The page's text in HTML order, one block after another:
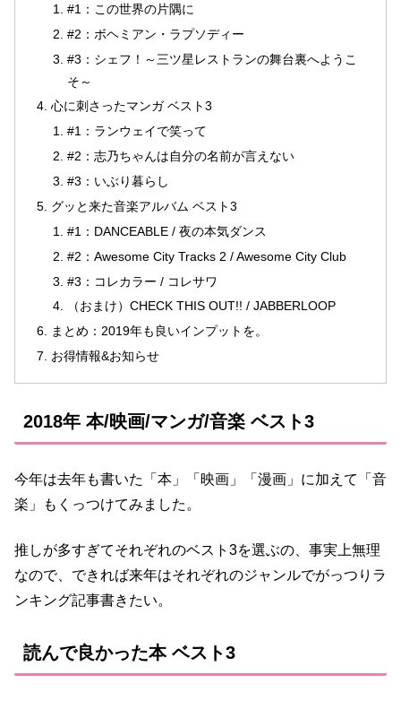
#1：この世界の片隅に
#2：ボヘミアン・ラプソディー
#3：シェフ！～三ツ星レストランの舞台裏へようこ
そ～
心に刺さったマンガ ベスト3
#1：ランウェイで笑って
#2：志乃ちゃんは自分の名前が言えない
#3：いぶり暮らし
グッと来た音楽アルバム ベスト3
#1：DANCEABLE / 夜の本気ダンス
#2：Awesome City Tracks 2 / Awesome City Club
#3：コレカラー / コレサワ
（おまけ）CHECK THIS OUT!! / JABBERLOOP
まとめ：2019年も良いインプットを。
お得情報&お知らせ
2018年 本/映画/マンガ/音楽 ベスト3
今年は去年も書いた「本」「映画」「漫画」に加えて「音
楽」もくっつけてみました。
推しが多すぎてそれぞれのベスト3を選ぶの、事実上無理
なので、できれば来年はそれぞれのジャンルでがっつりラ
ンキング記事書きたい。
読んで良かった本 ベスト3